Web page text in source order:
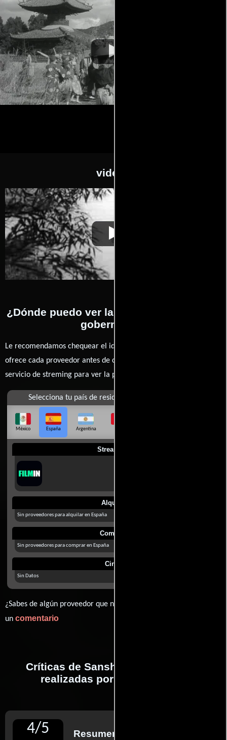
videos
Sansho, el
gobernador
Video de la película Sansho, el
gobernador
¿Dónde puedo ver la películas Sansho, el
gobernador?
Le recomendamos chequear el idioma, doblaje o subtítulos que
ofrece cada proveedor antes de comprar, alquilar o contratar un
servicio de streming para ver la películas.
Selecciona tu país de residencia
México España Argentina
Streaming
Alquilar
Sin proveedores para alquilar en España
Comprar
Sin proveedores para comprar en España
Cines
Sin Datos
¿Sabes de algún proveedor que no estamos mostrando? déjanos
un comentario
Críticas de Sansho, el gobernador
realizadas por profesionales
4/5 Resumen de reseñas